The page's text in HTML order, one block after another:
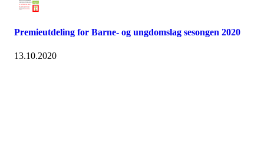
Premieutdeling for Barne- og ungdomslag sesongen 2020
13.10.2020